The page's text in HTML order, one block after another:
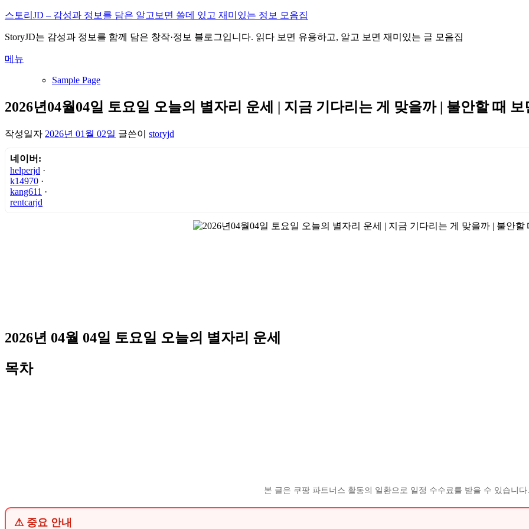
내
으
바
기
스토리JD – 감성과 정보를 담은 알고보면 쓸데 있고 재미있는 정보 모음집
StoryJD는 감성과 정보를 함께 담은 창작·정보 블로그입니다. 읽다 보면 유용하고, 알고 보면 재미있는 글 모음집
메뉴
Sample Page
2026년04월04일 토요일 오늘의 별자리 운세 | 지금 기다리는 게 맞을까 | 불안할 때
작성일자 2026년 01월 02일 글쓴이 storyjd
네이버:
helperjd ·
k14970 ·
kang611 ·
rentcarjd
2026년 04월 04일 토요일 오늘의 별자리 운세
목차
본 글은 쿠팡 파트너스 활동의 일환으로 일정 수수료를 받을 수 있습니다.
⚠ 중요 안내